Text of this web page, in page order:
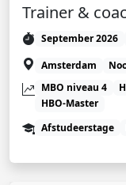
Trainer &
September 2026
Amsterdam
MBO niveau 4
HBO-Master
Afstudeerstage